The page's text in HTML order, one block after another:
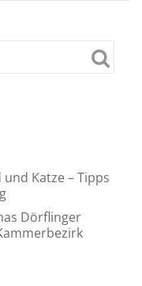
Katze – Tipps
Dörflinger